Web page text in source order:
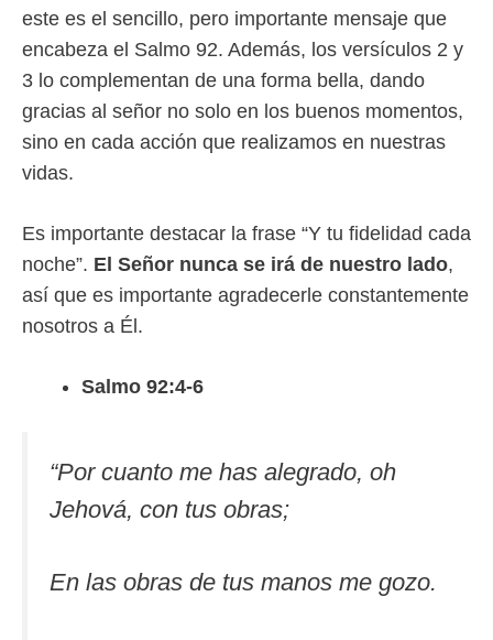
este es el sencillo, pero importante mensaje que
encabeza el Salmo 92. Además, los versículos 2 y
3 lo complementan de una forma bella, dando
gracias al señor no solo en los buenos momentos,
sino en cada acción que realizamos en nuestras
vidas.
Es importante destacar la frase “Y tu fidelidad cada
noche”. El Señor nunca se irá de nuestro lado,
así que es importante agradecerle constantemente
nosotros a Él.
Salmo 92:4-6
“Por cuanto me has alegrado, oh
Jehová, con tus obras;
En las obras de tus manos me gozo.